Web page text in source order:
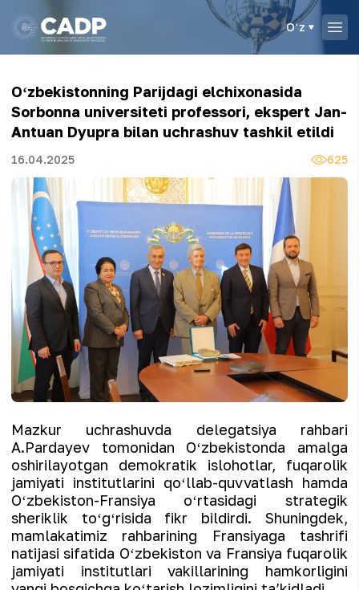
Oʻz
Oʻzbekistonning Parijdagi elchixonasida
Sorbonna universiteti professori, ekspert Jan-
Antuan Dyupra bilan uchrashuv tashkil etildi
16.04.2025 625
Mazkur uchrashuvda delegatsiya rahbari
A.Pardayev tomonidan Oʻzbekistonda amalga
oshirilayotgan demokratik islohotlar, fuqarolik
jamiyati institutlarini qoʻllab-quvvatlash hamda
Oʻzbekiston-Fransiya oʻrtasidagi strategik
sheriklik toʻgʻrisida fikr bildirdi. Shuningdek,
mamlakatimiz rahbarining Fransiyaga tashrifi
natijasi sifatida Oʻzbekiston va Fransiya fuqarolik
jamiyati institutlari vakillarining hamkorligini